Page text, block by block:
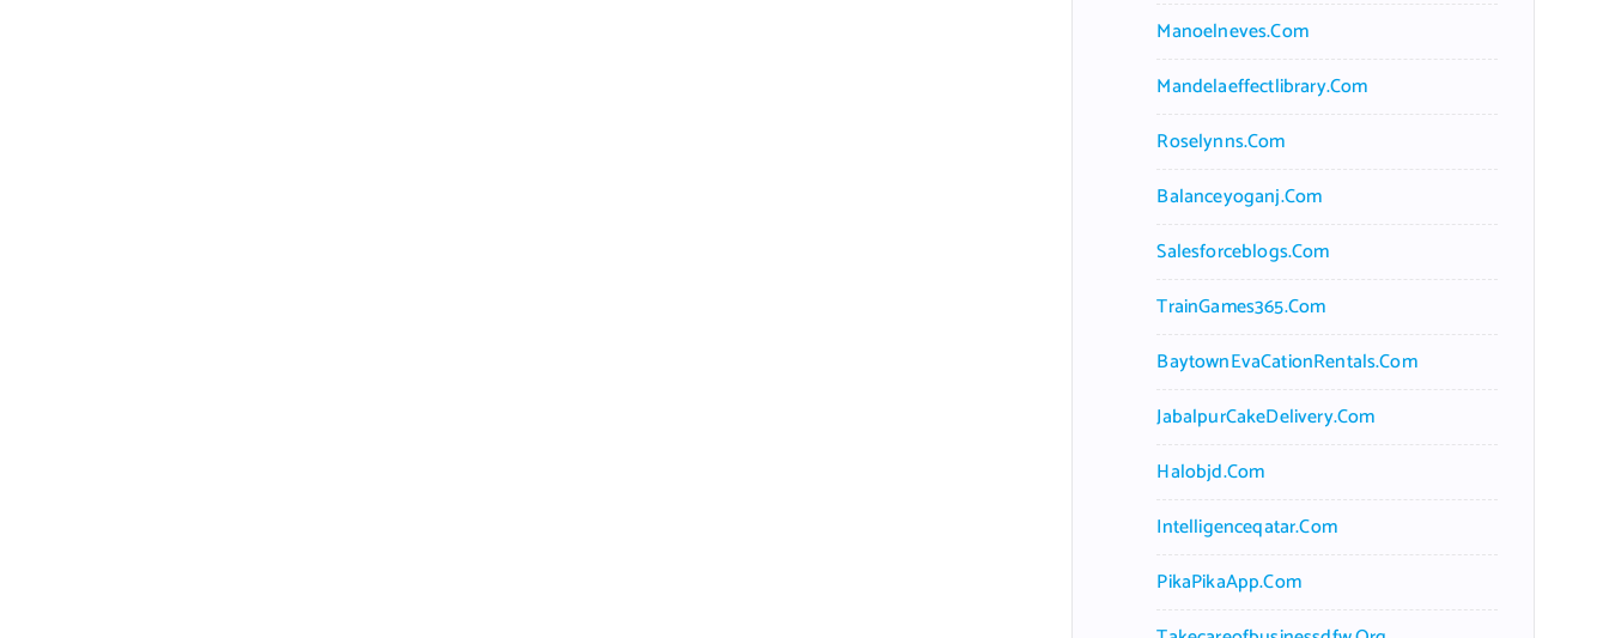
Manoelneves.com
Mandelaeffectlibrary.com
Roselynns.com
Balanceyoganj.com
Salesforceblogs.com
TrainGames365.com
BaytownEvaCationRentals.com
JabalpurCakeDelivery.com
Halobjd.com
Intelligenceqatar.com
PikaPikaApp.com